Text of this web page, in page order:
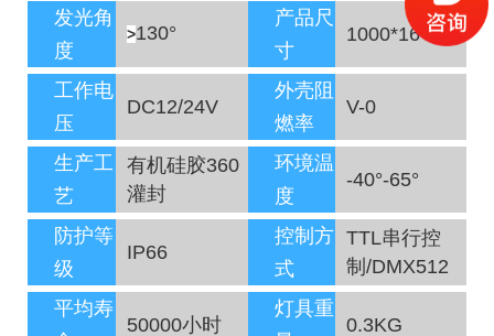
发光角
度
>130°
产品尺
寸
1000*16*22
工作电
压
DC12/24V
外壳阻
燃率
V-0
生产工
艺
有机硅胶360
灌封
环境温
度
-40°-65°
防护等
级
IP66
控制方
式
TTL串行控
制/DMX512
平均寿
50000小时
灯具重
0.3KG